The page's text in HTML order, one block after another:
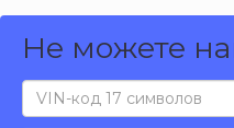
Не можете